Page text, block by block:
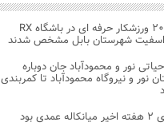
رقابت نفسگیر ۲۰ ورزشکار حرفه ای در باشگاه RX
شهرستان بابل مشخص شدند
نور و محمودآباد جان دوباره
نور و نیروگاه محمودآباد تا کمربندی